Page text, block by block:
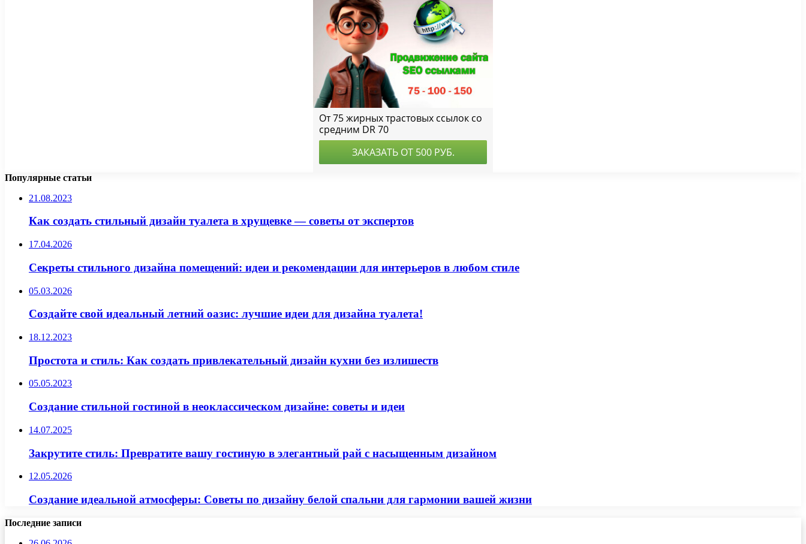
Популярные статьи
21.08.2023
Как создать стильный дизайн туалета в хрущевке — советы от экспертов
17.04.2026
Секреты стильного дизайна помещений: идеи и рекомендации для интерьеров в любом стиле
05.03.2026
Создайте свой идеальный летний оазис: лучшие идеи для дизайна туалета!
18.12.2023
Простота и стиль: Как создать привлекательный дизайн кухни без излишеств
05.05.2023
Создание стильной гостиной в неоклассическом дизайне: советы и идеи
14.07.2025
Закрутите стиль: Превратите вашу гостиную в элегантный рай с насыщенным дизайном
12.05.2026
Создание идеальной атмосферы: Советы по дизайну белой спальни для гармонии вашей жизни
Последние записи